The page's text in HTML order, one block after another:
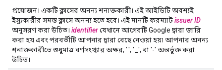
প্রয়োজন। একটি ক্লাসের অনন্য শনাক্তকারী। এই আইডিটি অবশ্যই
ইস্যুকারীর সমস্ত ক্লাসে অনন্য হতে হবে। এই মানটি ফরম্যাটissuer ID
অনুসরণ করা উচিত। identifierযেখানে আগেরটি Google দ্বারা জারি
করা হয় এবং পরবর্তীটি আপনার দ্বারা বেছে নেওয়া হয়৷ আপনার অনন্য
শনাক্তকারীতে শুধুমাত্র বর্ণসংখ্যার অক্ষর, '.', '_', বা '-' অন্তর্ভুক্ত করা
উচিত।